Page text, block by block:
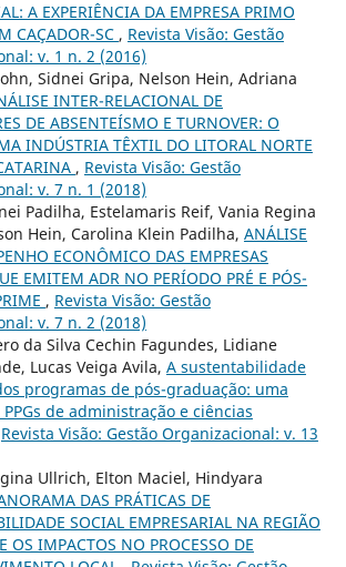
A EXPERIÊNCIA DA EMPRESA PRIMO
CAÇADOR-SC , Revista Visão: Gestão
v. 1 n. 2 (2016)
Sidnei Gripa, Nelson Hein, Adriana
INTER-RELACIONAL DE
DE ABSENTEÍSMO E TURNOVER: O
INDÚSTRIA TÊXTIL DO LITORAL NORTE
, Revista Visão: Gestão
v. 7 n. 1 (2018)
Padilha, Estelamaris Reif, Vania Regina
Hein, Carolina Klein Padilha, ANÁLISE
ECONÔMICO DAS EMPRESAS
EMITEM ADR NO PERÍODO PRÉ E PÓS-
, Revista Visão: Gestão
v. 7 n. 2 (2018)
da Silva Cechin Fagundes, Lidiane
Lucas Veiga Avila, A sustentabilidade
programas de pós-graduação: uma
de administração e ciências
Revista Visão: Gestão Organizacional: v. 13
Ullrich, Elton Maciel, Hindyara
DAS PRÁTICAS DE
SOCIAL EMPRESARIAL NA REGIÃO
OS IMPACTOS NO PROCESSO DE